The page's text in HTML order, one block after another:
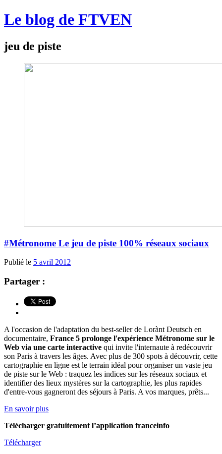
Le blog de FTVEN
jeu de piste
#Métronome Le jeu de piste 100% réseaux sociaux
Publié le 5 avril 2012
Partager :
A l'occasion de l'adaptation du best-seller de Lorànt Deutsch en
documentaire, France 5 prolonge l'expérience Métronome sur le
Web via une carte interactive qui invite l'internaute à redécouvrir
son Paris à travers les âges. Avec plus de 300 spots à découvrir, cette
cartographie en ligne est le terrain idéal pour organiser un vaste jeu
de piste sur le Web : traquez les indices sur les réseaux sociaux et
identifier des lieux mystères sur la cartographie, les plus rapides
d'entre-vous gagneront des séjours à Paris. A vos marques, prêts...
En savoir plus
Télécharger gratuitement l’application franceinfo
Télécharger